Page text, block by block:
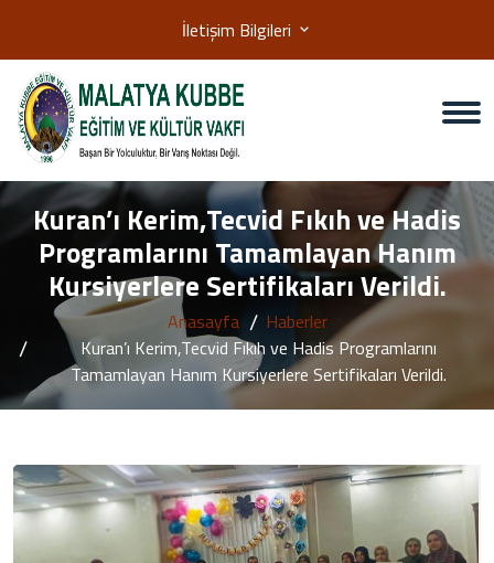
İletişim Bilgileri
Kuran’ı Kerim,Tecvid Fıkıh ve Hadis
Programlarını Tamamlayan Hanım
Kursiyerlere Sertifikaları Verildi.
Anasayfa
Haberler
Kuran’ı Kerim,Tecvid Fıkıh ve Hadis Programlarını
Tamamlayan Hanım Kursiyerlere Sertifikaları Verildi.